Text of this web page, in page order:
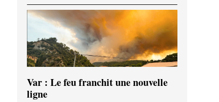
Var : Le feu franchit une nouvelle
ligne